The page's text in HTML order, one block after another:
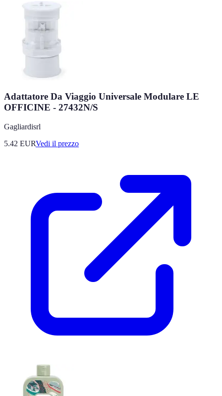
Adattatore Da Viaggio Universale Modulare LE
OFFICINE - 27432N/S
Gagliardisrl
5.42 EURVedi il prezzo